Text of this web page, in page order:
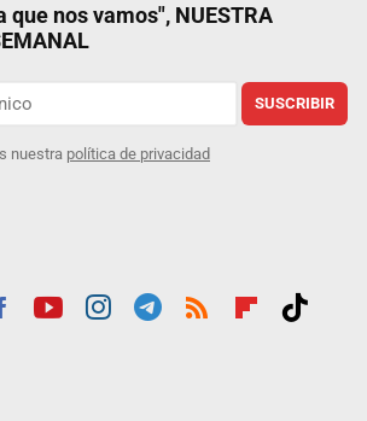
que nos vamos", NUESTRA
SUSCRIBIR
nuestra política de privacidad